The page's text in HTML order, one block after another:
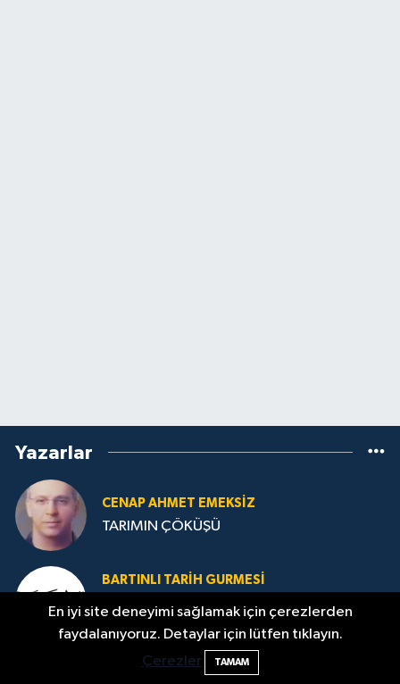
Yazarlar
CENAP AHMET EMEKSİZ
TARIMIN ÇÖKÜŞÜ
BARTINLI TARIH GURMESI
9 erkek ile 3 kadının Bartın’a sürgün
edilmelerine...
En iyi site deneyimi sağlamak için çerezlerden
faydalanıyoruz. Detaylar için lütfen tıklayın.
Çerezler
TAMAM